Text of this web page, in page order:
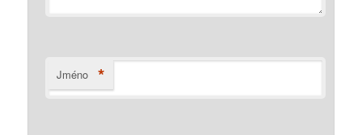
Jméno *